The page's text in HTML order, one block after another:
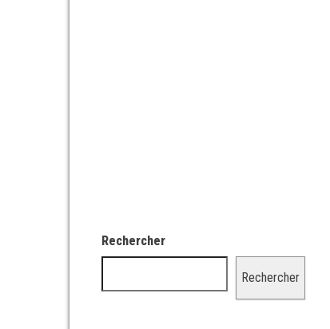
Rechercher
Rechercher